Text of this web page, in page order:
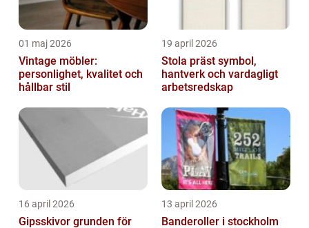
01 maj 2026
Vintage möbler:
personlighet, kvalitet och
hållbar stil
19 april 2026
Stola präst symbol,
hantverk och vardagligt
arbetsredskap
16 april 2026
Gipsskivor grunden för
13 april 2026
Banderoller i stockholm